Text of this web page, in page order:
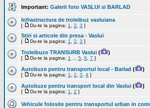
Important: Galerii foto VASLUI si BARLAD
Infrastructura de troleibuz vasluiana
[ Du-te la pagina: 1 2 3 ]
Stiri si articole din presa - Vaslui
[ Du-te la pagina: 1 2 3 ]
Troleibuze TRANSURB Vaslui ( )
[ Du-te la pagina: 1 5 6 7 ]
Autobuze pentru transportul local - Barlad ( )
[ Du-te la pagina: 1 2 3 4 ]
Autobuze pentru transport local din Vaslui ( )
[ Du-te la pagina: 1 2 ]
Vehicule folosite pentru transportul urban in